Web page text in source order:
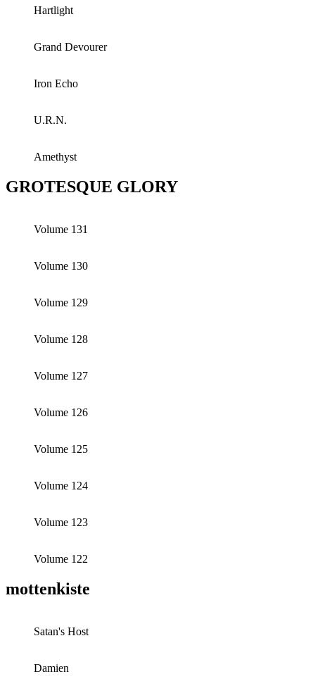
Hartlight
Grand Devourer
Iron Echo
U.R.N.
Amethyst
GROTESQUE GLORY
Volume 131
Volume 130
Volume 129
Volume 128
Volume 127
Volume 126
Volume 125
Volume 124
Volume 123
Volume 122
mottenkiste
Satan's Host
Damien